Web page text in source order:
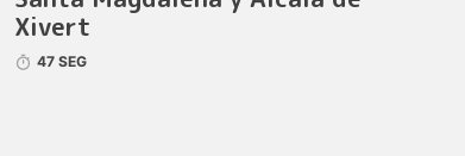
Xivert
47 SEG